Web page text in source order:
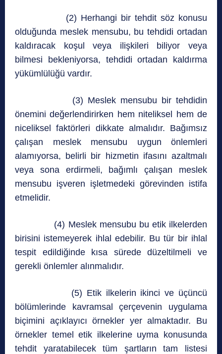
(2) Herhangi bir tehdit söz konusu
olduğunda meslek mensubu, bu tehdidi ortadan
kaldıracak koşul veya ilişkileri biliyor veya
bilmesi bekleniyorsa, tehdidi ortadan kaldırma
yükümlülüğü vardır.
(3) Meslek mensubu bir tehdidin
önemini değerlendirirken hem niteliksel hem de
niceliksel faktörleri dikkate almalıdır. Bağımsız
çalışan meslek mensubu uygun önlemleri
alamıyorsa, belirli bir hizmetin ifasını azaltmalı
veya sona erdirmeli, bağımlı çalışan meslek
mensubu işveren işletmedeki görevinden istifa
etmelidir.
(4) Meslek mensubu bu etik ilkelerden
birisini istemeyerek ihlal edebilir. Bu tür bir ihlal
tespit edildiğinde kısa sürede düzeltilmeli ve
gerekli önlemler alınmalıdır.
(5) Etik ilkelerin ikinci ve üçüncü
bölümlerinde kavramsal çerçevenin uygulama
biçimini açıklayıcı örnekler yer almaktadır. Bu
örnekler temel etik ilkelerine uyma konusunda
tehdit yaratabilecek tüm şartların tam listesi